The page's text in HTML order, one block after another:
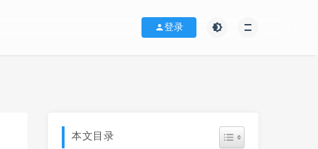
登录
本文目录